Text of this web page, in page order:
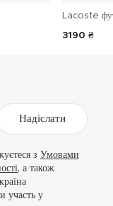
Lacoste
3190 ₴
Надіслати
з Умовами
, а також
участь у